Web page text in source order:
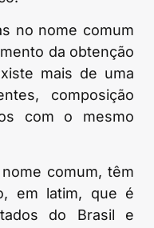
no nome comum
da obtenção
mais de uma
composição
com o mesmo
comum, têm
em latim, que é
do Brasil e